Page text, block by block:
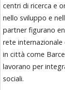
centri di ricerca e
nello sviluppo e
partner figurano
rete
in città come
lavorano per
sociali.